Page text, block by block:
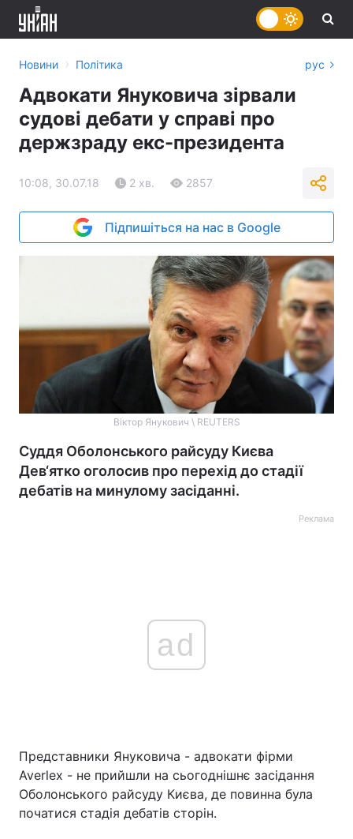
Головна Війна
Україна Політика
Новини › Політика рус
Адвокати Януковича зірвали
судові дебати у справі про
держзраду екс-президента
10:08, 30.07.18 2 хв. 2857
Підпишіться на нас в Google
Віктор Янукович \ REUTERS
Суддя Оболонського райсуду Києва
Дев‘ятко оголосив про перехід до стадії
дебатів на минулому засіданні.
Реклама
ad
Представники Януковича - адвокати фірми
Averlex - не прийшли на сьогоднішнє засідання
Оболонського райсуду Києва, де повинна була
початися стадія дебатів сторін.